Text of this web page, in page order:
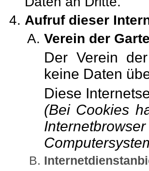
Aufruf dieser
Verein der
Der Verein
keine Daten
Diese
(Bei Cookies